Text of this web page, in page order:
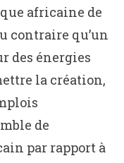
africaine de
contraire qu’un
des énergies
la création,
de
par rapport à